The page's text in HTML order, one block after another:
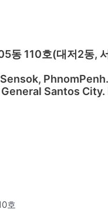
동 110호(대저2동,
Santos City.
호